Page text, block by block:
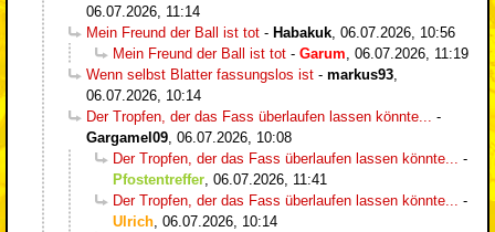
06.07.2026, 11:14
Mein Freund der Ball ist tot - Habakuk 06.07.2026, 10:56
Mein Freund der Ball ist tot - Garum 06.07.2026, 11:19
Wenn selbst Blatter fassungslos ist - markus93
06.07.2026, 10:14
Der Tropfen, der das Fass überlaufen lassen könnte...
-
Gargamel09 06.07.2026, 10:08
Der Tropfen, der das Fass überlaufen lassen könnte...
-
Pfostentreffer 06.07.2026, 11:41
Der Tropfen, der das Fass überlaufen lassen könnte...
-
Ulrich 06.07.2026, 10:14